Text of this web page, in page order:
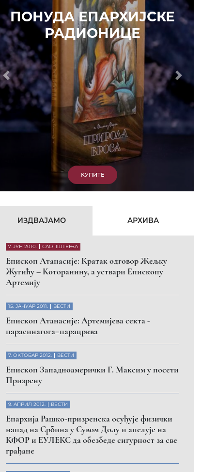
КУПИТЕ
7. ЈУН 2010. САОПШТЕЊА
Eпископ Атанасије: Кратак одговор Жељку
Жугићу – Которанину, а уствари Епископу
Артемију
15. ЈАНУАР 2011. ВЕСТИ
Eпископ Атанасије: Артемијева секта -
парасинагога=парацрква
ВЕСТИ
Eпископ Западноамерички Г. Максим у посети
напад на Србина у Сувом Долу и апелује на
КФОР и ЕУЛЕКС да обезбеде сигурност за све
Eпископ Атанасије: Обавештење о манастиру
Светих Архангела код Призрена